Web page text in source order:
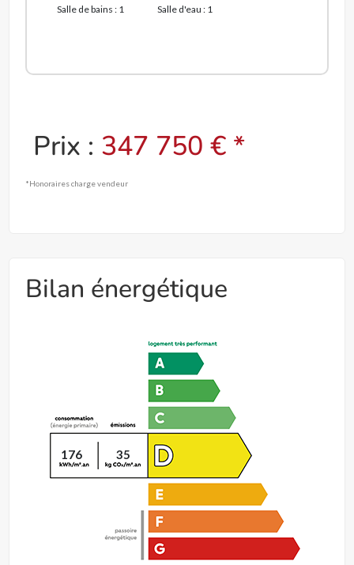
Salle de bains : 1 Salle d'eau : 1
Prix : 347 750 € *
*Honoraires charge vendeur
Bilan énergétique
176 35